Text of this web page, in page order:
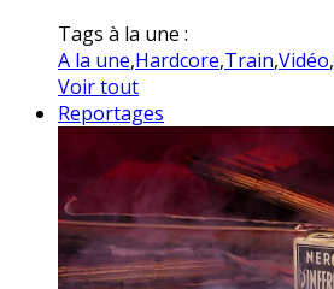
Tags à la une :
A la une,Hardcore,Train,Vidéo,
Voir tout
Reportages